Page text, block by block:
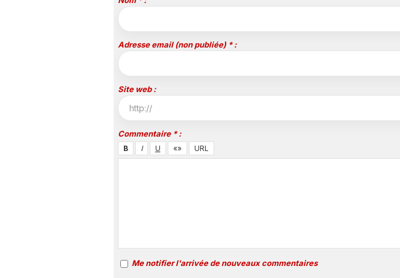
Adresse email (non publiée) * :
Site web :
Commentaire * :
Me notifier l'arrivée de nouveaux commentaires